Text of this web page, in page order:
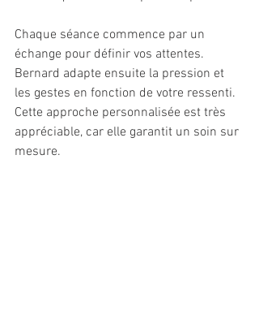
Chaque séance commence par un
échange pour définir vos attentes.
Bernard adapte ensuite la pression et
les gestes en fonction de votre ressenti.
Cette approche personnalisée est très
appréciable, car elle garantit un soin sur
mesure.